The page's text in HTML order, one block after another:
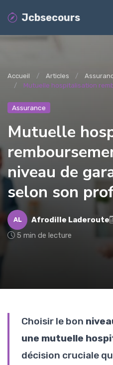
Jcbsecours
Accueil Articles
Mutuelle hospitalisation
Assurance
Mutuelle
niveau de
selon son
AL Afrodille Laderoute
5 min de lecture
Choisir le bon
une mutuelle
décision cruciale